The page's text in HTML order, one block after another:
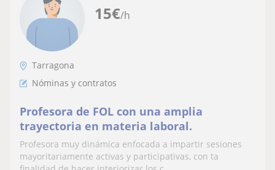
15€/h
Tarragona
Nóminas y contratos
Profesora de FOL con una amplia
trayectoria en materia laboral.
Profesora muy dinámica enfocada a impartir sesiones
mayoritariamente activas y participativas, con ta